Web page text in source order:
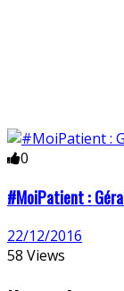
0
#MoiPatient :
22/12/2016
58 Views